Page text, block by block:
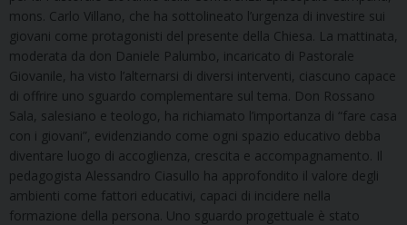
mons. Carlo Villano, che ha sottolineato l’urgenza di investire sui
giovani come protagonisti del presente della Chiesa. La mattinata,
moderata da don Daniele Palumbo, incaricato di Pastorale
Giovanile, ha visto l’alternarsi di diversi interventi, ciascuno capace
di offrire uno sguardo complementare sul tema. Don Rossano
Sala, salesiano e teologo, ha richiamato l’importanza di “fare casa
con i giovani”, evidenziando come ogni spazio educativo debba
diventare luogo di accoglienza, crescita e accompagnamento. Il
pedagogista Alessandro Ciasullo ha approfondito il valore degli
ambienti come fattori educativi, capaci di incidere nella
formazione della persona. Uno sguardo progettuale è stato